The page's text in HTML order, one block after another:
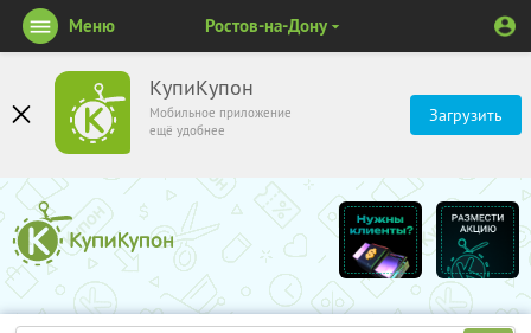
КупиКупон
Мобильное приложение
ещё удобнее
Загрузить
Меню Ростов-на-Дону